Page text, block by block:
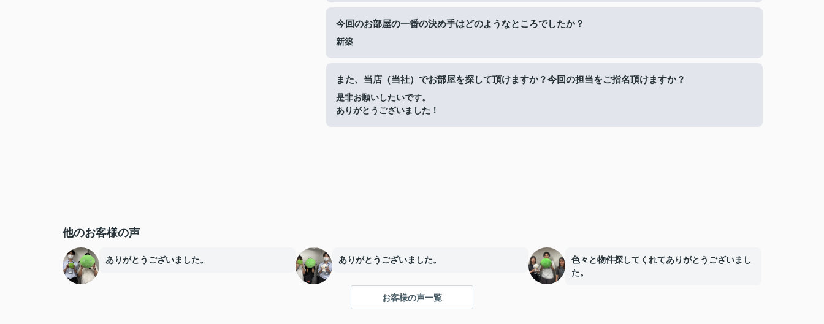
今回のお部屋の一番の決め手はどのようなところでしたか？
新築
また、当店（当社）でお部屋を探して頂けますか？今回の担当をご指名頂けますか？
是非お願いしたいです。
ありがとうございました！
他のお客様の声
ありがとうございました。 ありがとうございました。
色々と物件探してくれてありがとうございまし
た。
お客様の声一覧